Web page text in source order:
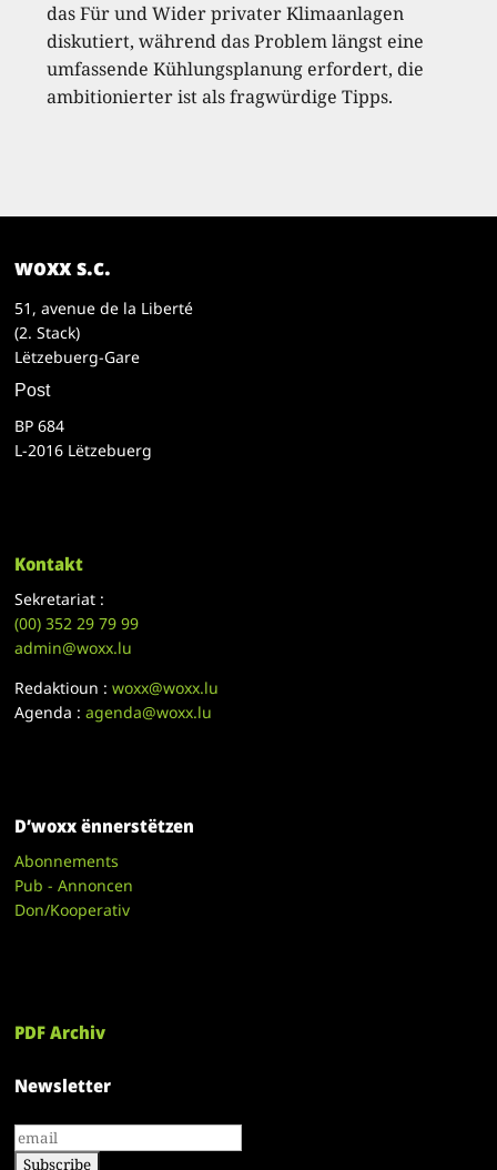
das Für und Wider privater Klimaanlagen
diskutiert, während das Problem längst eine
umfassende Kühlungsplanung erfordert, die
ambitionierter ist als fragwürdige Tipps.
woxx s.c.
51, avenue de la Liberté
(2. Stack)
Lëtzebuerg-Gare
Post
BP 684
L-2016 Lëtzebuerg
Kontakt
Sekretariat :
(00)352 29 79 99
admin@woxx.lu
Redaktioun :woxx@woxx.lu
Agenda :agenda@woxx.lu
D’woxx ënnerstëtzen
Abonnements
Pub - Annoncen
Don/Kooperativ
PDF Archiv
Newsletter